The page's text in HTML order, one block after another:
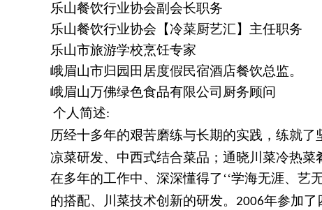
乐山餐饮行业协会副会长职务
乐山餐饮行业协会【冷菜厨艺汇】主任职务
乐山市旅游学校烹饪专家
峨眉山市归园田居度假民宿酒店餐饮总监。
峨眉山万佛绿色食品有限公司厨务顾问
个人简述:
历经十多年的艰苦磨练与长期的实践，练就
凉菜研发、中西式结合菜品；通晓川菜冷热菜
在多年的工作中、深深懂得了‘‘学海无涯、艺
的搭配、川菜技术创新的研发。 2006年参加了